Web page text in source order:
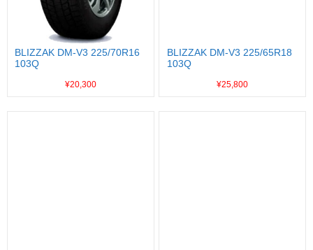
BLIZZAK DM-V3 225/70R16
103Q
¥20,300
BLIZZAK DM-V3 225/65R18
103Q
¥25,800